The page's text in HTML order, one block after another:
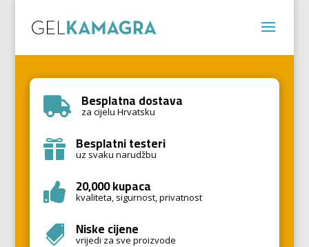
 Besplatna dostava
za cijelu Hrvatsku
 Besplatni testeri
uz svaku narudžbu
 20,000 kupaca
kvaliteta, sigurnost, privatnost
 Niske cijene
vrijedi za sve proizvode